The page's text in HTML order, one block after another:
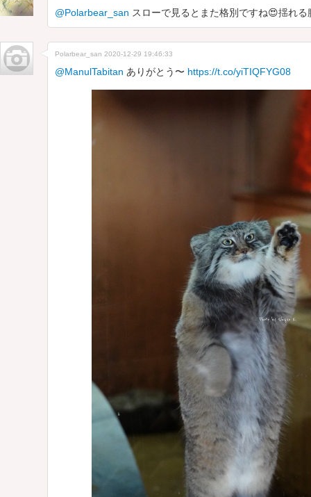
@Polarbear_san スローで見るとまた格別ですね😍揺れ
Polarbear_san 2020-12-29 19:46:33
@ManulTabitan ありがとう〜 https://t.co/yiTIQFYG08